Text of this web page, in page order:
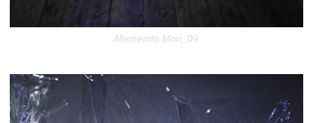
Mememto Mori_09